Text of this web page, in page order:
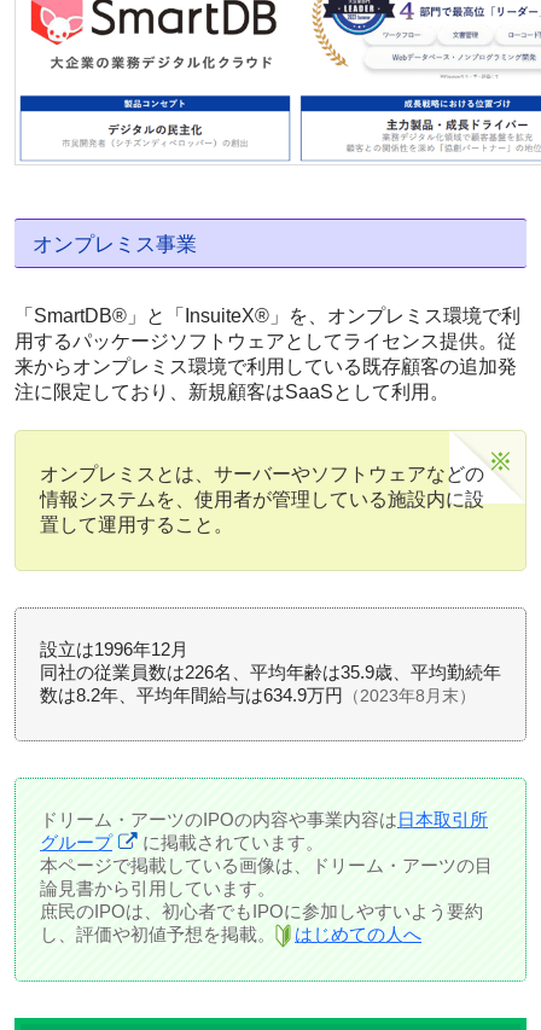
オンプレミス事業
「SmartDB®」と「InsuiteX®」を、オンプレミス環境で利
用するパッケージソフトウェアとしてライセンス提供。従
来からオンプレミス環境で利用している既存顧客の追加発
注に限定しており、新規顧客はSaaSとして利用。
オンプレミスとは、サーバーやソフトウェアなどの
情報システムを、使用者が管理している施設内に設
置して運用すること。
設立は1996年12月
同社の従業員数は226名、平均年齢は35.9歳、平均勤続年
数は8.2年、平均年間給与は634.9万円
（2023年8月末）
ドリーム・アーツのIPOの内容や事業内容は日本取引所
グループ
に掲載されています。
本ページで掲載している画像は、ドリーム・アーツの目
論見書から引用しています。
庶民のIPOは、初心者でもIPOに参加しやすいよう要約
し、評価や初値予想を掲載。
はじめての人へ